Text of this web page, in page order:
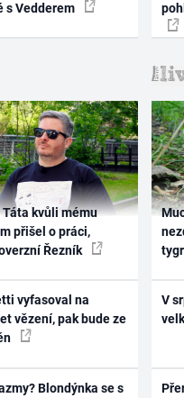
s Vedderem
kvůli mému
přišel o práci,
Řezník
vyfasoval na
vězení, pak bude ze
Blondýnka se s
V